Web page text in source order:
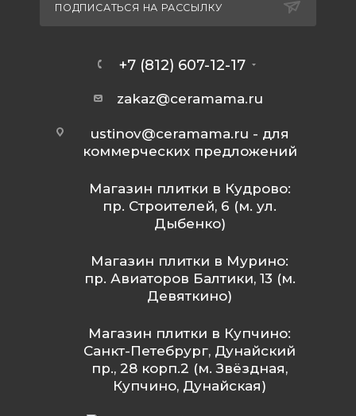
ПОДПИСАТЬСЯ НА РАССЫЛКУ
+7 (812) 607-12-17
zakaz@ceramama.ru
ustinov@ceramama.ru - для
коммерческих предложений
Магазин плитки в Кудрово:
пр. Строителей, 6 (м. ул.
Дыбенко)
Магазин плитки в Мурино:
пр. Авиаторов Балтики, 13 (м.
Девяткино)
Магазин плитки в Купчино:
Санкт-Петебрург, Дунайский
пр., 28 корп.2 (м. Звёздная,
Купчино, Дунайская)